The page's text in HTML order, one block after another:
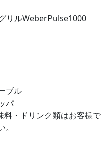
リルWeberPulse1000
ブル
パ
・ドリンク類はお客様